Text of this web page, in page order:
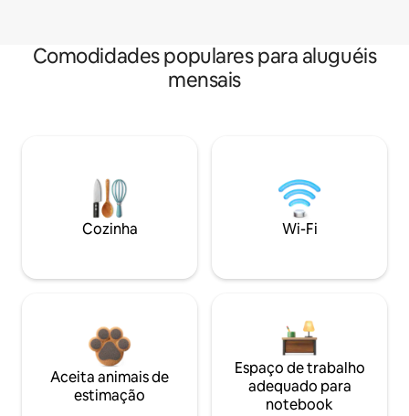
Comodidades populares para aluguéis
mensais
Cozinha Wi-Fi
Aceita animais de
estimação
Espaço de trabalho
adequado para
notebook